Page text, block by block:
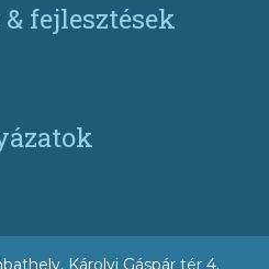
fejlesztések
Károlyi Gáspár tér 4.